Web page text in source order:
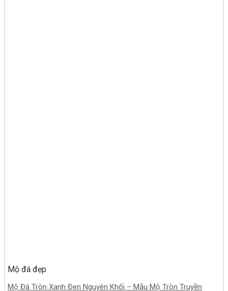
Mộ đá đẹp
Mộ Đá Tròn Xanh Đen Nguyên Khối – Mẫu Mộ Tròn Truyền